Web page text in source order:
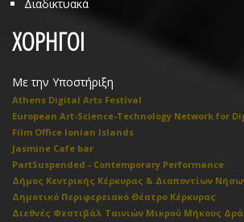
Διαδικτυακά
ΧΟΡΗΓΟΙ
Με την Υποστήριξη
Athens Digital Arts Festival
European Art-Science-Technology Network for
Film Office Ionian Islands
Jasmine Cafe bar
PartSuspended - Contemporary Performance
Δήμος Κεντρικής Κέρκυρας & Διαποντίων
Δημοτικό Περιφερειακό Θέατρο Κέρκυρας
Διεθνές Φεστιβάλ Ταινιών Μικρού Μήκους